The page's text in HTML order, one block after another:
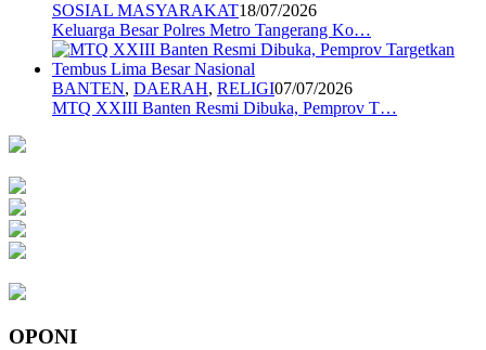
SOSIAL MASYARAKAT18/07/2026
Keluarga Besar Polres Metro Tangerang Ko…
BANTEN, DAERAH, RELIGI07/07/2026
MTQ XXIII Banten Resmi Dibuka, Pemprov T…
OPONI